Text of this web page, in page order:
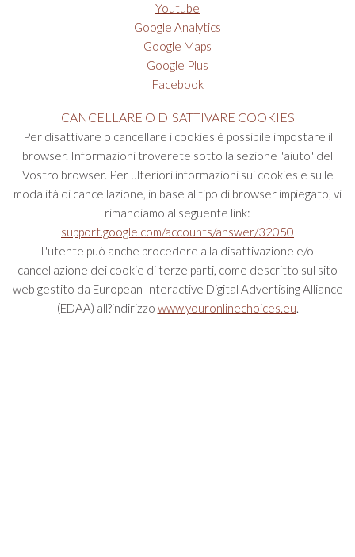
Youtube
Google Analytics
Google Maps
Google Plus
Facebook
CANCELLARE O DISATTIVARE COOKIES
Per disattivare o cancellare i cookies è possibile impostare il
browser. Informazioni troverete sotto la sezione "aiuto" del
Vostro browser. Per ulteriori informazioni sui cookies e sulle
modalità di cancellazione, in base al tipo di browser impiegato, vi
rimandiamo al seguente link:
support.google.com/accounts/answer/32050
L'utente può anche procedere alla disattivazione e/o
cancellazione dei cookie di terze parti, come descritto sul sito
web gestito da European Interactive Digital Advertising Alliance
(EDAA) all?indirizzo www.youronlinechoices.eu.